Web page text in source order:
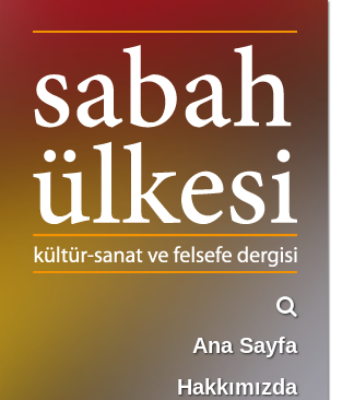
Ana Sayfa
Hakkımızda